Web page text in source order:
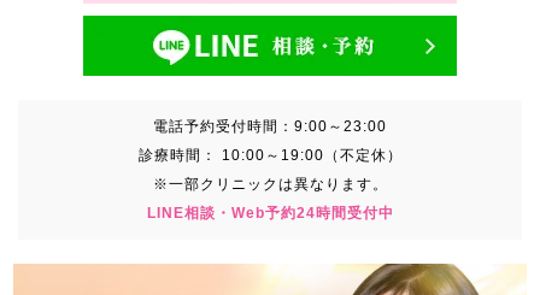
電話予約受付時間： 9:00～23:00
診療時間：
10:00～19:00（不定休）
※一部クリニックは異なります。
LINE相談・Web予約24時間受付中